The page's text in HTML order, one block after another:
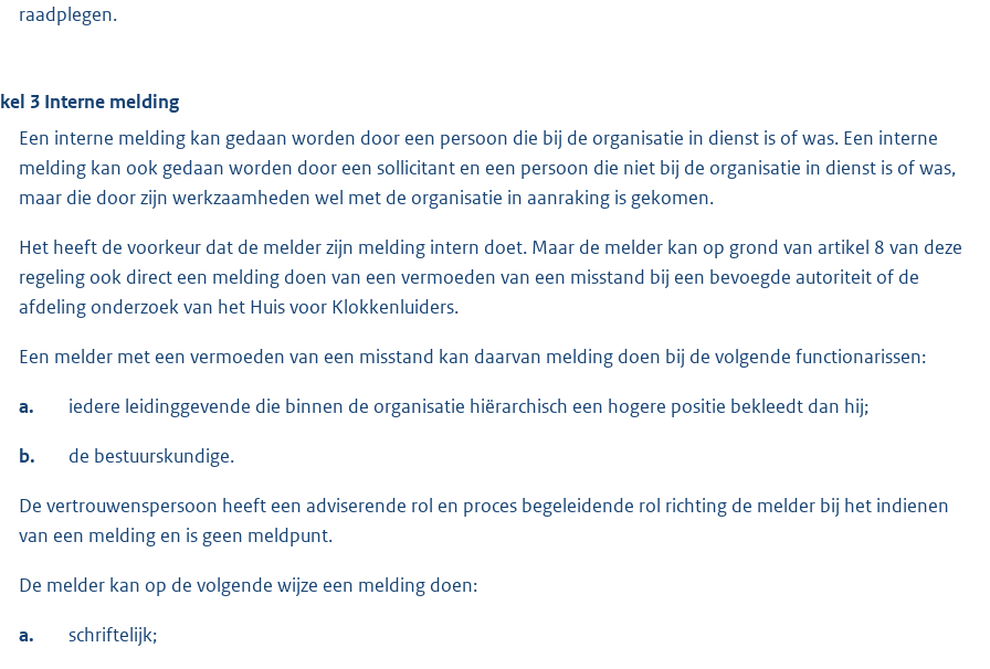
raadplegen.
3 Interne melding
Een interne melding kan gedaan worden door een persoon die bij de organisatie in dienst is of was. Een interne
melding kan ook gedaan worden door een sollicitant en een persoon die niet bij de organisatie in dienst is of was,
maar die door zijn werkzaamheden wel met de organisatie in aanraking is gekomen.
Het heeft de voorkeur dat de melder zijn melding intern doet. Maar de melder kan op grond van artikel 8 van deze
regeling ook direct een melding doen van een vermoeden van een misstand bij een bevoegde autoriteit of de
afdeling onderzoek van het Huis voor Klokkenluiders.
Een melder met een vermoeden van een misstand kan daarvan melding doen bij de volgende functionarissen:
a. iedere leidinggevende die binnen de organisatie hiërarchisch een hogere positie bekleedt dan hij;
b. de bestuurskundige.
De vertrouwenspersoon heeft een adviserende rol en proces begeleidende rol richting de melder bij het indienen
van een melding en is geen meldpunt.
De melder kan op de volgende wijze een melding doen:
a. schriftelijk;